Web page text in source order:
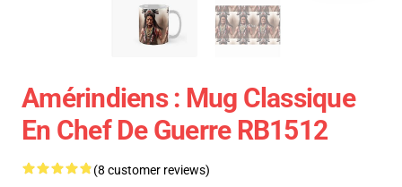
Amérindiens : Mug Classique
En Chef De Guerre RB1512
(8 customer reviews)